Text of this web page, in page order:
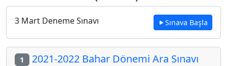
3 Mart Deneme Sınavı Sınava Başla
1 2021-2022 Bahar Dönemi Ara Sınavı